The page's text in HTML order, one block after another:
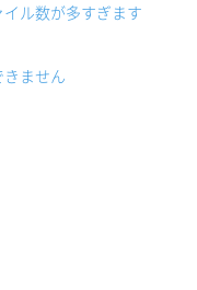
ル数が多すぎます
ません